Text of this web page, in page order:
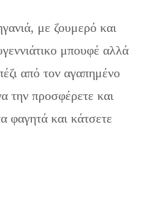
με ζουμερό και
μπουφέ αλλά
από τον αγαπημένο
την προσφέρετε και
φαγητά και κάτσετε